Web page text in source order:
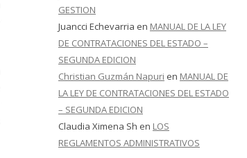
GESTION
Juancci Echevarria en MANUAL DE LA LEY
DE CONTRATACIONES DEL ESTADO –
SEGUNDA EDICION
Christian Guzmán Napuri en MANUAL DE
LA LEY DE CONTRATACIONES DEL ESTADO
– SEGUNDA EDICION
Claudia Ximena Sh en LOS
REGLAMENTOS ADMINISTRATIVOS